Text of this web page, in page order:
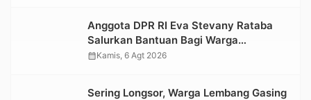
Anggota DPR RI Eva Stevany Rataba
Salurkan Bantuan Bagi Warga
Terdampak Longsor di Buntu Pepasan
calendar_monthKamis, 6 Agt 2026
Sering Longsor, Warga Lembang Gasing